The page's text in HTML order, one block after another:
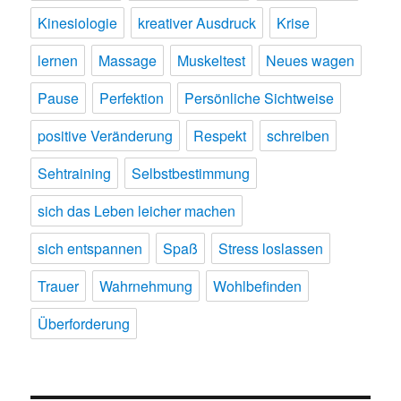
Kinesiologie
kreativer Ausdruck
Krise
lernen
Massage Muskeltest
Neues wagen
Pause
Perfektion
Persönliche Sichtweise
positive Veränderung
Respekt
schreiben
Sehtraining
Selbstbestimmung
sich das Leben leicher machen
sich entspannen
Spaß
Stress loslassen
Trauer
Wahrnehmung
Wohlbefinden
Überforderung